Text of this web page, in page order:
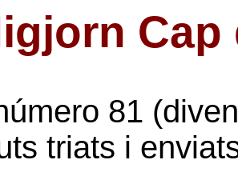
Cap
81
triats i